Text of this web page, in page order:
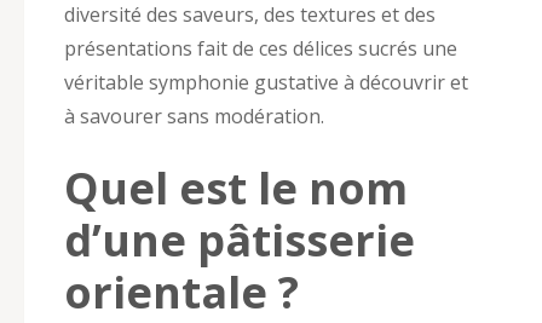
diversité des saveurs, des textures et des
présentations fait de ces délices sucrés une
véritable symphonie gustative à découvrir et
à savourer sans modération.
Quel est le nom
d’une pâtisserie
orientale ?